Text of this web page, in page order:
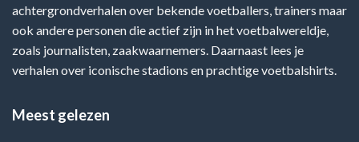
achtergrondverhalen over bekende voetballers, trainers maar
ook andere personen die actief zijn in het voetbalwereldje,
zoals journalisten, zaakwaarnemers. Daarnaast lees je
verhalen over iconische stadions en prachtige voetbalshirts.
Meest gelezen